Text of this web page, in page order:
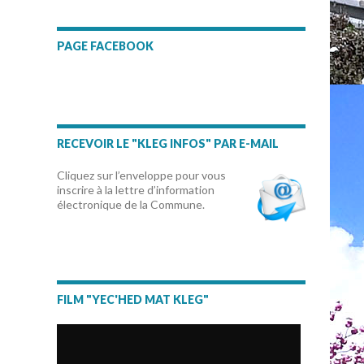
PAGE FACEBOOK
RECEVOIR LE "KLEG INFOS" PAR E-MAIL
Cliquez sur l’enveloppe pour vous
inscrire à la lettre d’information
électronique de la Commune.
FILM "YEC'HED MAT KLEG"